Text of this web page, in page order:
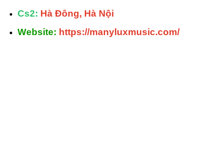
Cs2: Hà Đông, Hà Nội
Website: https://manyluxmusic.com/